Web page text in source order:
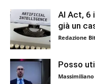
AI Act, 6
già un
Redazione
Posso